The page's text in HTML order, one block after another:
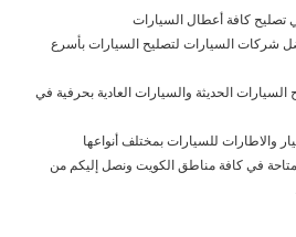
تصليح كافة أعطال السيارات
شركات السيارات لتصليح السيارات بأسرع
الحديثة والسيارات العادية بحرفية في
والاطارات للسيارات بمختلف أنواعها
متاحة في كافة مناطق الكويت ونصل إليكم من